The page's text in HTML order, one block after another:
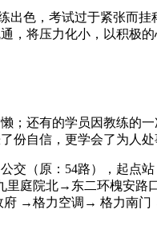
出色，考试过于紧张而
，将压力化小，以积极的
；还有的学员因教练的
份自信，更学会了为人
交（原：54路），起
庭院北→东二环槐安
→格力空调→ 格力南门